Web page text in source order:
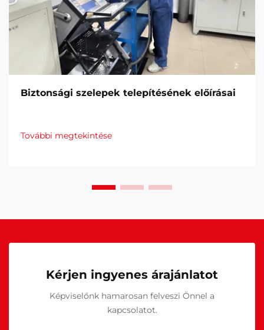
Biztonsági szelepek telepítésének előírásai
További megtekintése
Kérjen ingyenes árajánlatot
Képviselőnk hamarosan felveszi Önnel a
kapcsolatot.